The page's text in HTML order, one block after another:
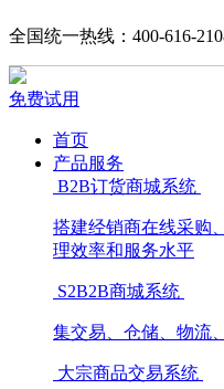
全国统一热线：400-616-
免费试用
首页
产品服务
B2B订货商城系统
搭建经销商在线采购
理效率和服务水平
S2B2B商城系统
集交易、仓储、物流
大宗商品交易系统